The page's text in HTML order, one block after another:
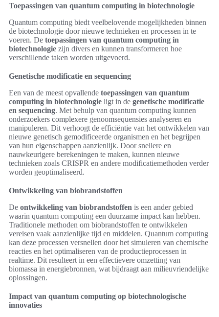
Toepassingen van quantum computing in biotechnologie
Quantum computing biedt veelbelovende mogelijkheden binnen
de biotechnologie door nieuwe technieken en processen in te
voeren. De toepassingen van quantum computing in
biotechnologie zijn divers en kunnen transformeren hoe
verschillende taken worden uitgevoerd.
Genetische modificatie en sequencing
Een van de meest opvallende toepassingen van quantum
computing in biotechnologie ligt in de genetische modificatie
en sequencing. Met behulp van quantum computing kunnen
onderzoekers complexere genoomsequensies analyseren en
manipuleren. Dit verhoogt de efficiëntie van het ontwikkelen van
nieuwe genetisch gemodificeerde organismen en het begrijpen
van hun eigenschappen aanzienlijk. Door snellere en
nauwkeurigere berekeningen te maken, kunnen nieuwe
technieken zoals CRISPR en andere modificatiemethoden verder
worden geoptimaliseerd.
Ontwikkeling van biobrandstoffen
De ontwikkeling van biobrandstoffen is een ander gebied
waarin quantum computing een duurzame impact kan hebben.
Traditionele methoden om biobrandstoffen te ontwikkelen
vereisen vaak aanzienlijke tijd en middelen. Quantum computing
kan deze processen versnellen door het simuleren van chemische
reacties en het optimaliseren van de productieprocessen in
realtime. Dit resulteert in een effectievere omzetting van
biomassa in energiebronnen, wat bijdraagt aan milieuvriendelijke
oplossingen.
Impact van quantum computing op biotechnologische
innovaties